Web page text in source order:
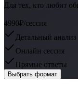
Для тех, кто любит
4990₽/сессия
Детальный анализ
Онлайн сессия
Прямые ответы
Выбрать формат